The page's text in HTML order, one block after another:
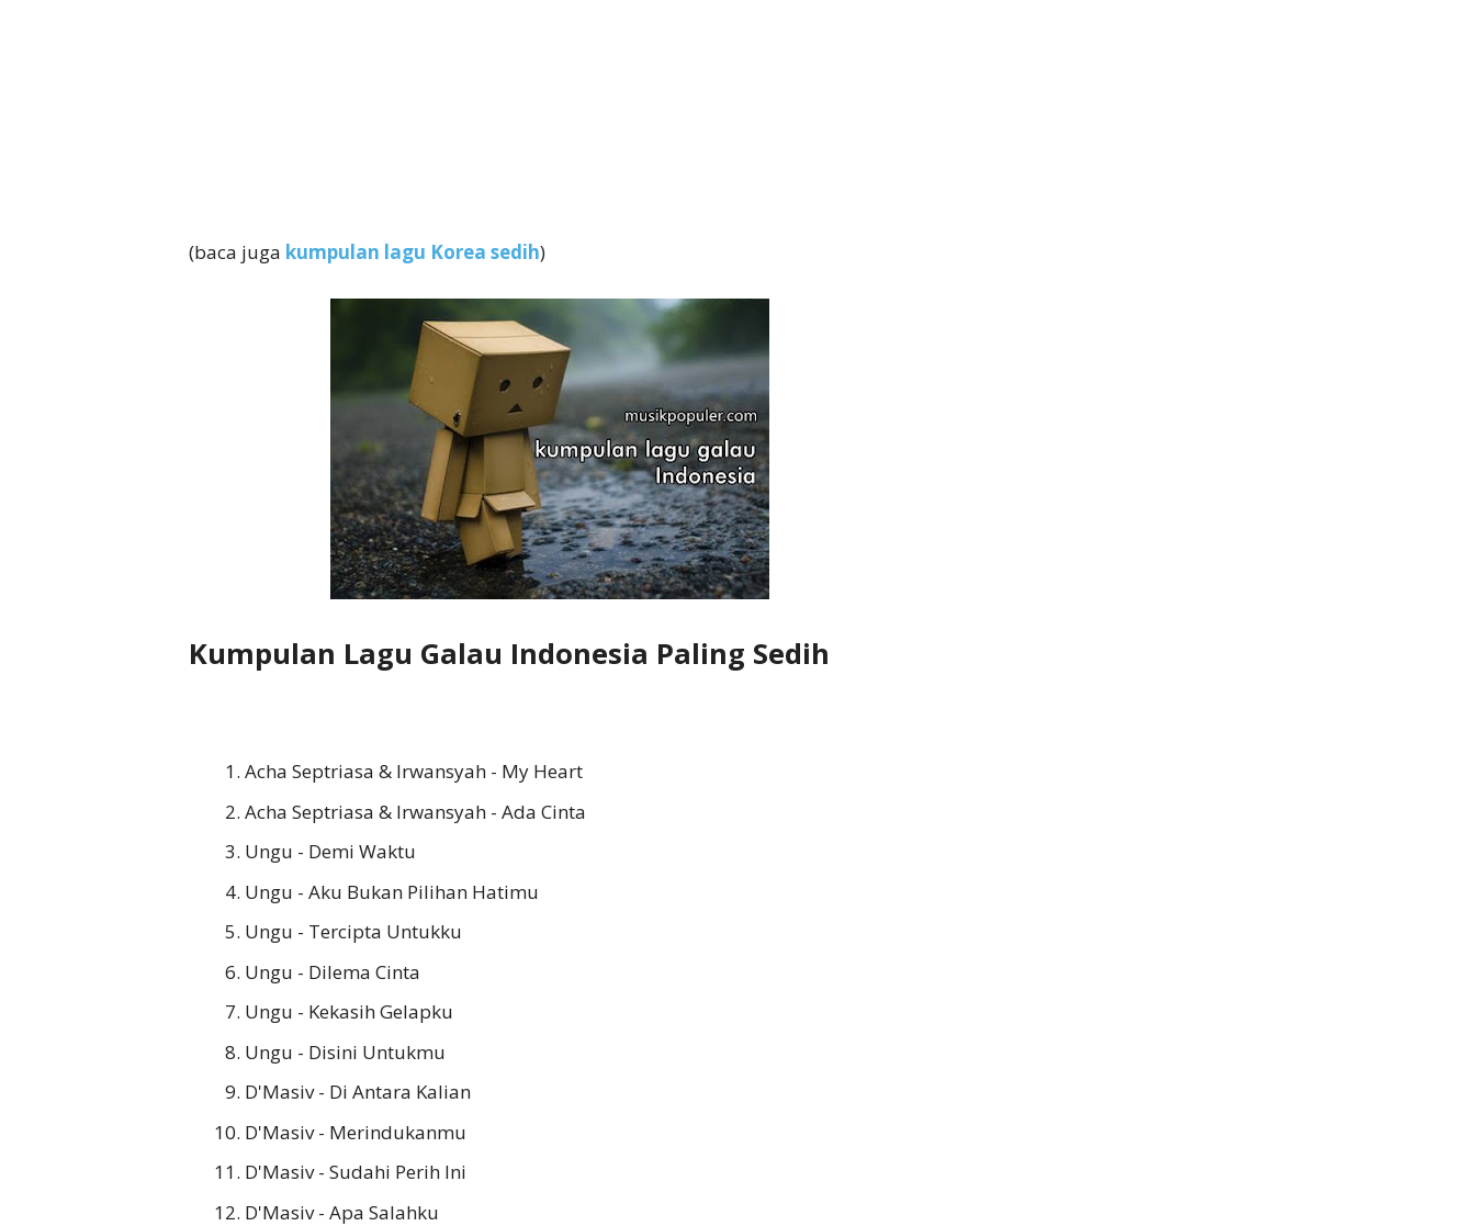
(baca juga kumpulan lagu Korea sedih)
Kumpulan Lagu Galau Indonesia Paling Sedih
Acha Septriasa & Irwansyah - My Heart
Acha Septriasa & Irwansyah - Ada Cinta
Ungu - Demi Waktu
Ungu - Aku Bukan Pilihan Hatimu
Ungu - Tercipta Untukku
Ungu - Dilema Cinta
Ungu - Kekasih Gelapku
Ungu - Disini Untukmu
D'Masiv - Di Antara Kalian
D'Masiv - Merindukanmu
D'Masiv - Sudahi Perih Ini
D'Masiv - Apa Salahku